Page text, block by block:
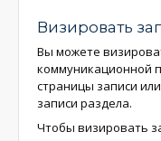
Визировать
Вы можете
коммуникационной
страницы записи
записи раздела.
Чтобы визировать